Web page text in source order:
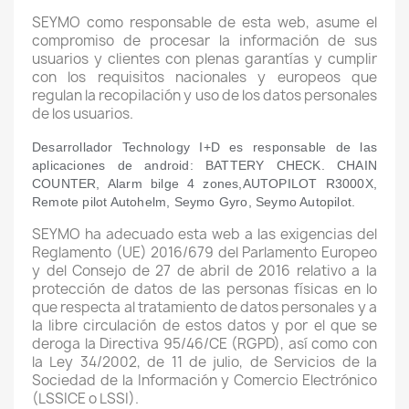
SEYMO como responsable de esta web, asume el
compromiso de procesar la información de sus
usuarios y clientes con plenas garantías y cumplir
con los requisitos nacionales y europeos que
regulan la recopilación y uso de los datos personales
de los usuarios.
Desarrollador Technology I+D es responsable de las
aplicaciones de android: BATTERY CHECK. CHAIN
COUNTER, Alarm bilge 4 zones,AUTOPILOT R3000X,
Remote pilot Autohelm, Seymo Gyro, Seymo Autopilot.
SEYMO ha adecuado esta web a las exigencias del
Reglamento (UE) 2016/679 del Parlamento Europeo
y del Consejo de 27 de abril de 2016 relativo a la
protección de datos de las personas físicas en lo
que respecta al tratamiento de datos personales y a
la libre circulación de estos datos y por el que se
deroga la Directiva 95/46/CE (RGPD), así como con
la Ley 34/2002, de 11 de julio, de Servicios de la
Sociedad de la Información y Comercio Electrónico
(LSSICE o LSSI).